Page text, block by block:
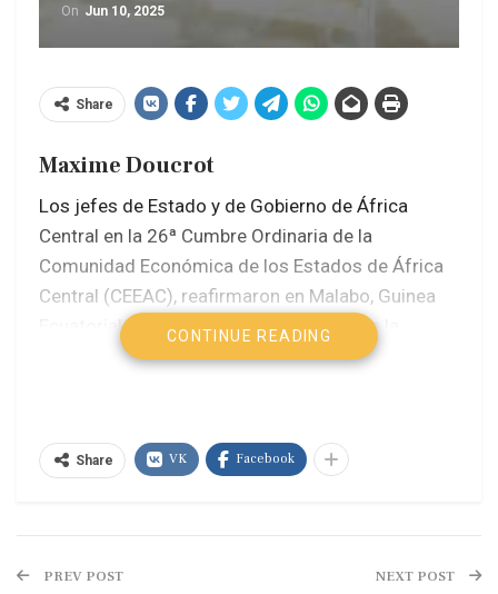
On Jun 10, 2025
Share
Maxime Doucrot
Los jefes de Estado y de Gobierno de África
Central en la 26ª Cumbre Ordinaria de la
Comunidad Económica de los Estados de África
Central (CEEAC), reafirmaron en Malabo, Guinea
Ecuatorial, su intención de avanzar hacia la
consolidación de la paz y el fortalecimiento de la
comunidad de destino en África Central.
Democrática del Congo, Angola, Camerún, Guinea
CONTINUE READING
Share VK Facebook
PREV POST NEXT POST